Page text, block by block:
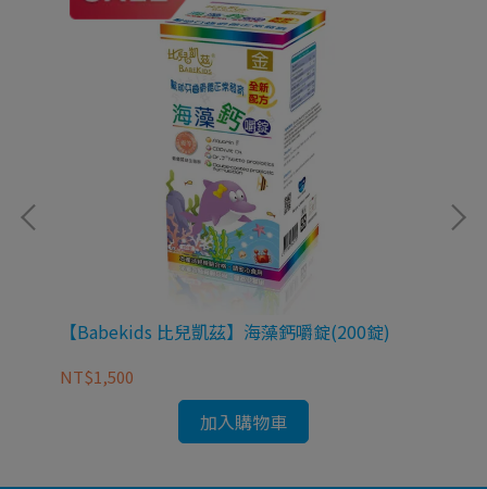
【Babekids 比兒凱茲】海藻鈣嚼錠(200錠)
NT$1,500
加入購物車